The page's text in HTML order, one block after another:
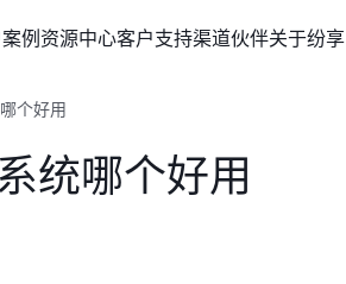
例资源中心客户支持渠道伙伴关于纷享
个好用
统哪个好用